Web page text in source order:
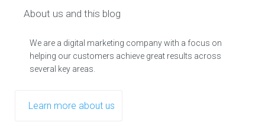
About us and this blog
We are a digital marketing company with a focus on
helping our customers achieve great results across
several key areas.
Learn more about us